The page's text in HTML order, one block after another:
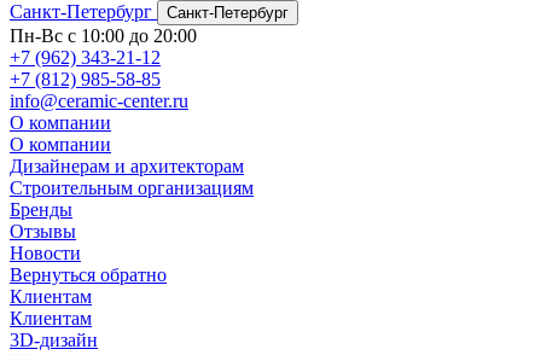
Санкт-Петербург
Санкт-Петербург
Пн-Вс с 10:00 до 20:00
+7 (962) 343-21-12
+7 (812) 985-58-85
info@ceramic-center.ru
О компании
О компании
Дизайнерам и архитекторам
Строительным организациям
Бренды
Отзывы
Новости
Вернуться обратно
Клиентам
Клиентам
3D-дизайн